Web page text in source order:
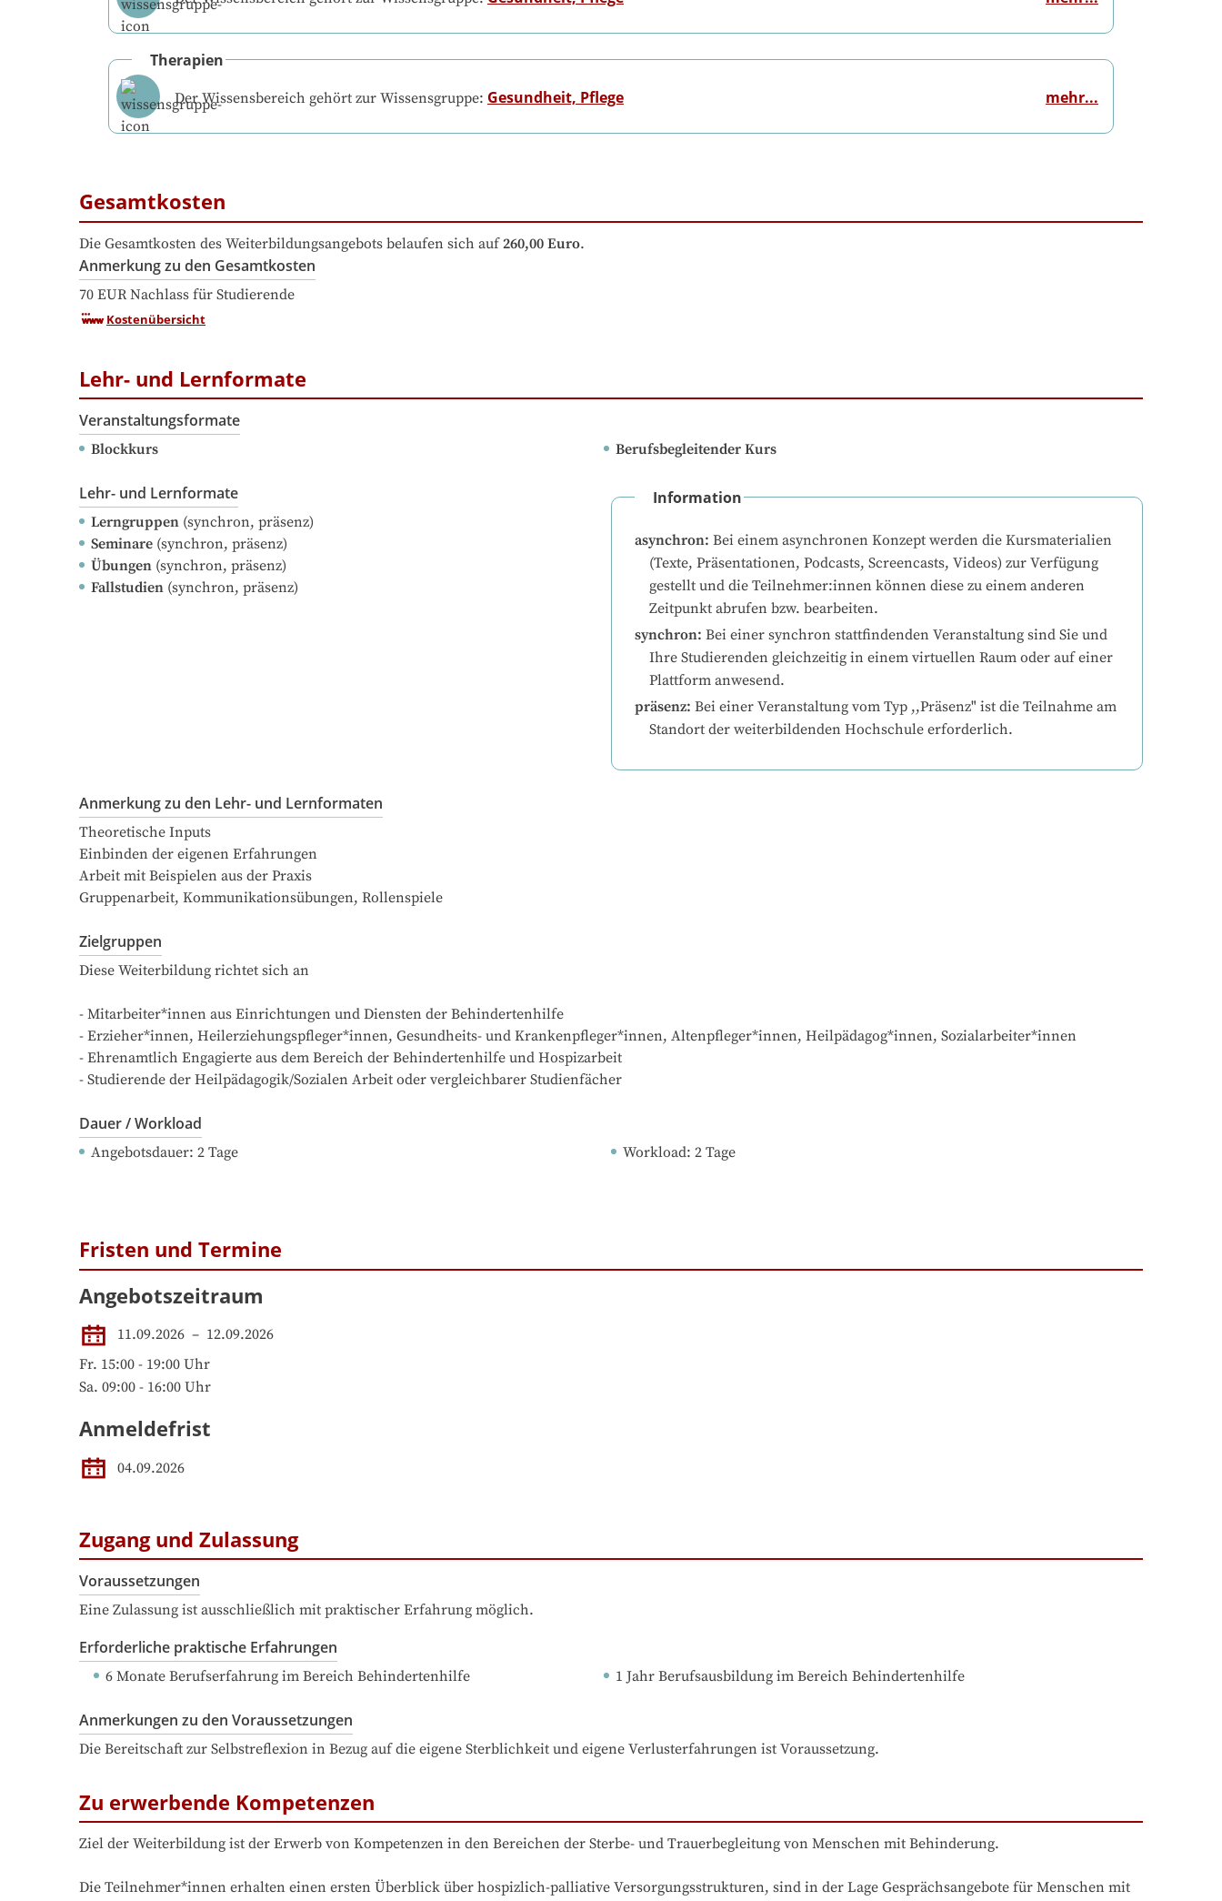
Therapien
Der Wissensbereich gehört zur Wissensgruppe: Gesundheit, Pflege mehr...
Gesamtkosten
Die Gesamtkosten des Weiterbildungsangebots belaufen sich auf 260,00 Euro.
Anmerkung zu den Gesamtkosten
70 EUR Nachlass für Studierende
Kostenübersicht
Lehr- und Lernformate
Veranstaltungsformate
Blockkurs Berufsbegleitender Kurs
Lehr- und Lernformate
Lerngruppen (synchron, präsenz)
Seminare (synchron, präsenz)
Übungen (synchron, präsenz)
Fallstudien (synchron, präsenz)
Information
asynchron: Bei einem asynchronen Konzept werden die Kursmaterialien
(Texte, Präsentationen, Podcasts, Screencasts, Videos) zur Verfügung
gestellt und die Teilnehmer:innen können diese zu einem anderen
Zeitpunkt abrufen bzw. bearbeiten.
synchron: Bei einer synchron stattfindenden Veranstaltung sind Sie und
Ihre Studierenden gleichzeitig in einem virtuellen Raum oder auf einer
Plattform anwesend.
präsenz: Bei einer Veranstaltung vom Typ ,,Präsenz" ist die Teilnahme am
Standort der weiterbildenden Hochschule erforderlich.
Anmerkung zu den Lehr- und Lernformaten
Theoretische Inputs
Einbinden der eigenen Erfahrungen
Arbeit mit Beispielen aus der Praxis
Gruppenarbeit, Kommunikationsübungen, Rollenspiele
Zielgruppen
Diese Weiterbildung richtet sich an
- Mitarbeiter*innen aus Einrichtungen und Diensten der Behindertenhilfe
- Erzieher*innen, Heilerziehungspfleger*innen, Gesundheits- und Krankenpfleger*innen, Altenpfleger*innen, Heilpädagog*innen, Sozialarbeiter*innen
- Ehrenamtlich Engagierte aus dem Bereich der Behindertenhilfe und Hospizarbeit
- Studierende der Heilpädagogik/Sozialen Arbeit oder vergleichbarer Studienfächer
Dauer / Workload
Angebotsdauer: 2 Tage Workload: 2 Tage
Fristen und Termine
Angebotszeitraum
11.09.2026 – 12.09.2026
Fr. 15:00 - 19:00 Uhr
Sa. 09:00 - 16:00 Uhr
Anmeldefrist
04.09.2026
Zugang und Zulassung
Voraussetzungen
Eine Zulassung ist ausschließlich mit praktischer Erfahrung möglich.
Erforderliche praktische Erfahrungen
6 Monate Berufserfahrung im Bereich Behindertenhilfe 1 Jahr Berufsausbildung im Bereich Behindertenhilfe
Anmerkungen zu den Voraussetzungen
Die Bereitschaft zur Selbstreflexion in Bezug auf die eigene Sterblichkeit und eigene Verlusterfahrungen ist Voraussetzung.
Zu erwerbende Kompetenzen
Ziel der Weiterbildung ist der Erwerb von Kompetenzen in den Bereichen der Sterbe- und Trauerbegleitung von Menschen mit Behinderung.
Die Teilnehmer*innen erhalten einen ersten Überblick über hospizlich-palliative Versorgungsstrukturen, sind in der Lage Gesprächsangebote für Menschen mit